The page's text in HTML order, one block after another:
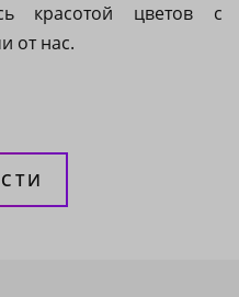
красотой цветов с
от нас.